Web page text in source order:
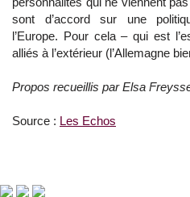
sont d’accord sur une
l’Europe. Pour cela – qui est
alliés à l’extérieur (l’Allemagne
Propos recueillis par Elsa
Source : Les Echos